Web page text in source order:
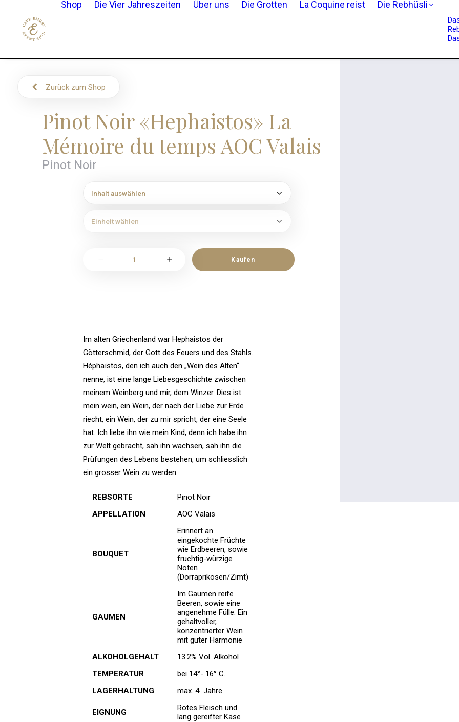
Shop Die Vier Jahreszeiten Über uns Die Grotten La Coquine reist Die Rebhüsli
Zurück zum Shop
Pinot Noir «Hephaistos» La
Mémoire du temps AOC Valais
Pinot Noir
temps
AOC
Valais
Kaufen
Im alten Griechenland war Hephaistos der
Götterschmid, der Gott des Feuers und des Stahls.
Héphaïstos, den ich auch den „Wein des Alten“
nenne, ist eine lange Liebesgeschichte zwischen
meinem Weinberg und mir, dem Winzer. Dies ist
mein wein, ein Wein, der nach der Liebe zur Erde
riecht, ein Wein, der zu mir spricht, der eine Seele
hat. Ich liebe ihn wie mein Kind, denn ich habe ihn
zur Welt gebracht, sah ihn wachsen, sah ihn die
Prüfungen des Lebens bestehen, um schliesslich
ein grosser Wein zu werden.
REBSORTE
Pinot Noir
APPELLATION
AOC Valais
BOUQUET
Erinnert an
eingekochte Früchte
wie Erdbeeren, sowie
fruchtig-würzige
Noten
(Dörraprikosen/Zimt)
GAUMEN
Im Gaumen reife
Beeren, sowie eine
angenehme Fülle. Ein
gehaltvoller,
konzentrierter Wein
mit guter Harmonie
ALKOHOLGEHALT
13.2% Vol. Alkohol
TEMPERATUR
bei 14°- 16° C.
LAGERHALTUNG
max. 4 Jahre
EIGNUNG
Rotes Fleisch und
lang gereifter Käse